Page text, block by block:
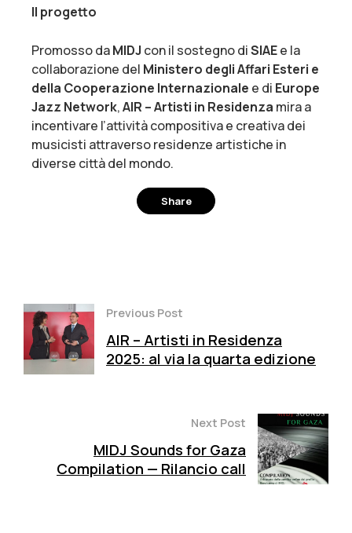
Il progetto
Promosso daMIDJ con il sostegno diSIAEe la
collaborazione del Ministero degli Affari Esteri e
della Cooperazione Internazionale e di Europe
Jazz Network,AIR – Artisti in Residenza mira a
incentivare l’attività compositiva e creativa dei
musicisti attraverso residenze artistiche in
diverse città del mondo.
Share
Previous Post
AIR – Artisti in Residenza
2025: al via la quarta edizione
Next Post
MIDJ Sounds for Gaza
Compilation — Rilancio call